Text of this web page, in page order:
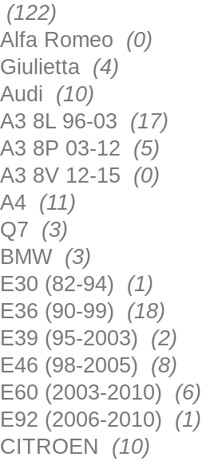
(122)
Alfa Romeo (0)
Giulietta (4)
Audi (10)
A3 8L 96-03 (17)
A3 8P 03-12 (5)
A3 8V 12-15 (0)
A4 (11)
Q7 (3)
BMW (3)
E30 (82-94) (1)
E36 (90-99) (18)
E39 (95-2003) (2)
E46 (98-2005) (8)
E60 (2003-2010) (6)
E92 (2006-2010) (1)
CITROEN (10)